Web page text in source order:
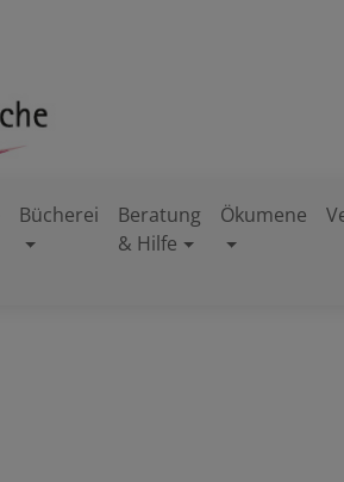
Bücherei
Beratung
& Hilfe
Ökumene